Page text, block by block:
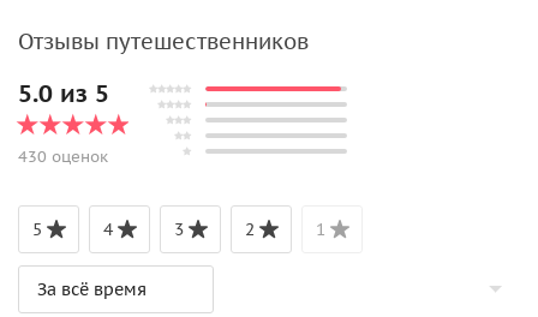
Отзывы путешественников
5.0 из 5
430 оценок
5 4 3 2 1